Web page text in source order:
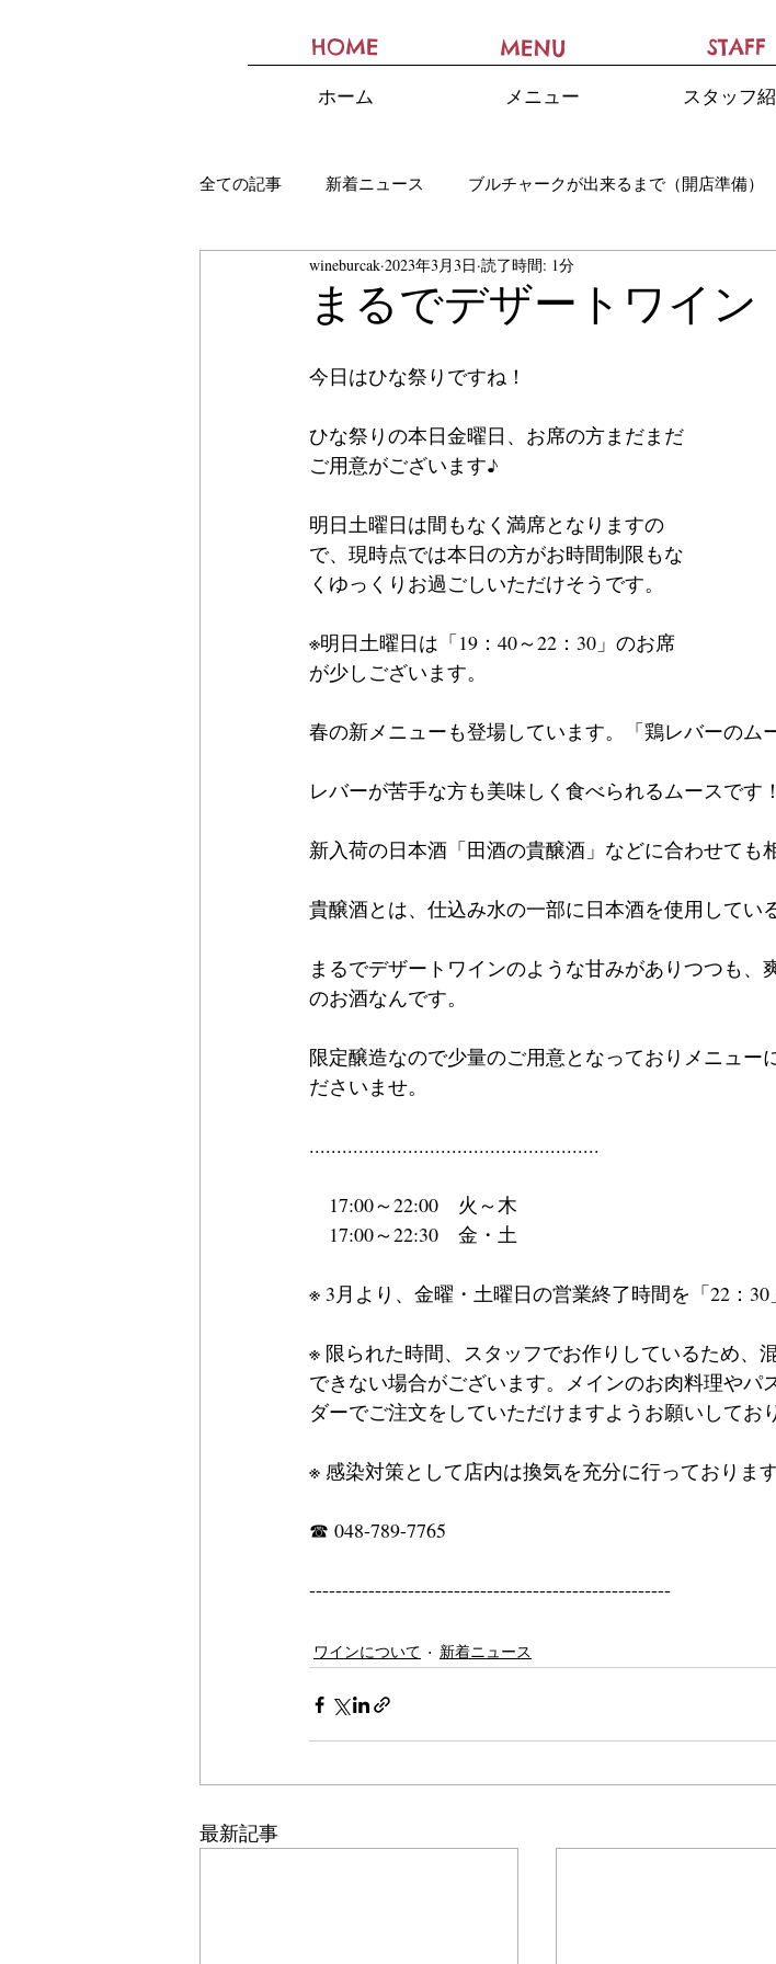
HOME MENU STAFF
ホーム メニュー スタッフ
全ての記事 新着ニュース ブルチャークが出来るまで（開店準備）
まるでデザートワイン
wineburcak 2023年3月3日 読了時間: 1分
今日はひな祭りですね！
ひな祭りの本日金曜日、お席の方まだまだ
ご用意がございます♪
明日土曜日は間もなく満席となりますの
で、現時点では本日の方がお時間制限もな
くゆっくりお過ごしいただけそうです。
※明日土曜日は「19：40～22：30」のお席
が少しございます。
春の新メニューも登場しています。「鶏レバーのム
レバーが苦手な方も美味しく食べられるムースです！
新入荷の日本酒「田酒の貴醸酒」などに合わせて
貴醸酒とは、仕込み水の一部に日本酒を使用してい
まるでデザートワインのような甘みがありつつも
のお酒なんです。
限定醸造なので少量のご用意となっておりメニュー
ださいませ。
.....................................................
17:00～22:00　火～木
17:00～22:30　金・土
※ 3月より、金曜・土曜日の営業終了時間を「22：30
※ 限られた時間、スタッフでお作りしているため、
できない場合がございます。メインのお肉料理やパ
ダーでご注文をしていただけますようお願いしてお
※ 感染対策として店内は換気を充分に行っておりま
☎ 048-789-7765
-------------------------------------------------------
ワインについて 新着ニュース
最新記事